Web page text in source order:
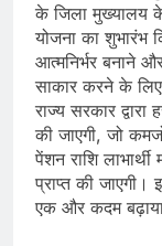
के जिला मुख्यालय
योजना का शुभारंभ
आत्मनिर्भर बनाने
साकार करने के
राज्य सरकार
की जाएगी, जो
पेंशन राशि
प्राप्त की
एक और कदम